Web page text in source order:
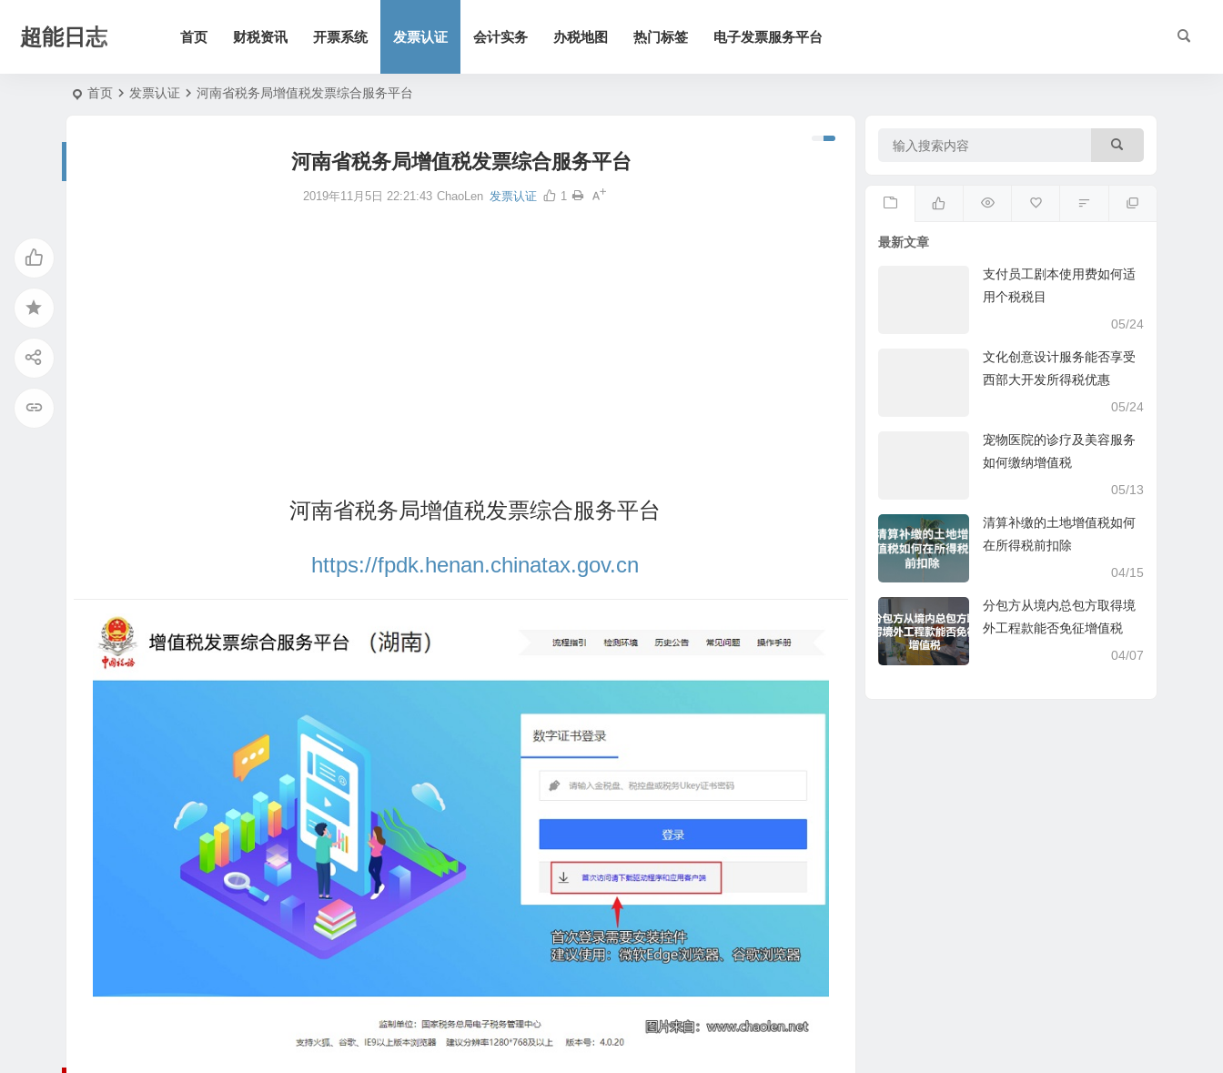
超能日志 首页 财税资讯 开票系统 发票认证 会计实务 办税地图 热门标签 电子发票服务平台
首页 发票认证 河南省税务局增值税发票综合服务平台
河南省税务局增值税发票综合服务平台
2019年11月5日 22:21:43 ChaoLen 发票认证 1
河南省税务局增值税发票综合服务平台
https://fpdk.henan.chinatax.gov.cn
最新文章
支付员工剧本使用费如何适
用个税税目
05/24
文化创意设计服务能否享受
西部大开发所得税优惠
05/24
宠物医院的诊疗及美容服务
如何缴纳增值税
05/13
清算补缴的土地增值税如何
在所得税前扣除
04/15
分包方从境内总包方取得境
外工程款能否免征增值税
04/07